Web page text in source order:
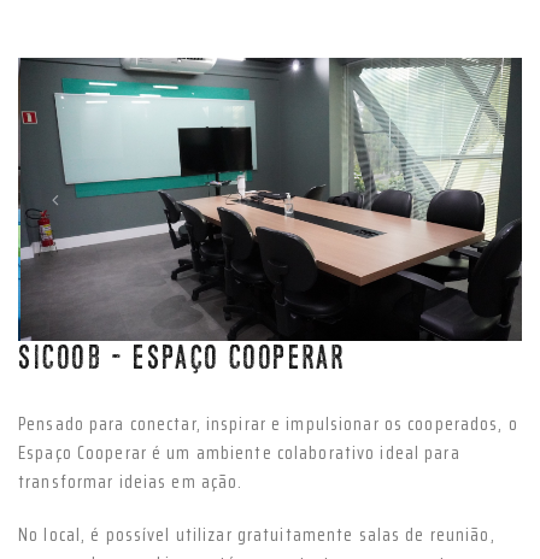
Anterior
SICOOB - ESPAÇO COOPERAR
Pensado para conectar, inspirar e impulsionar os cooperados, o
Espaço Cooperar é um ambiente colaborativo ideal para
transformar ideias em ação.
No local, é possível utilizar gratuitamente salas de reunião,